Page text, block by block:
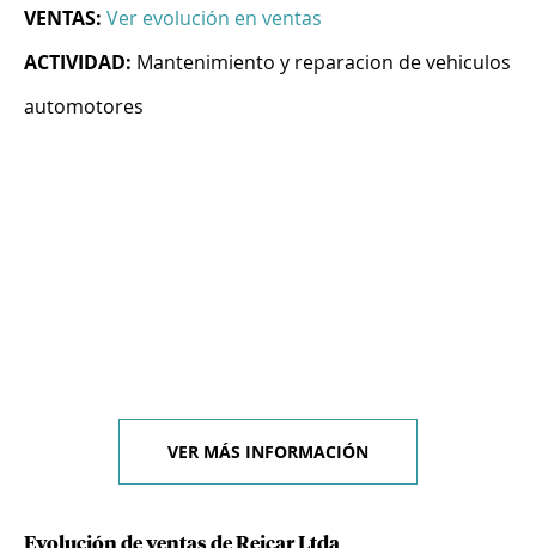
VENTAS: Ver evolución en ventas
ACTIVIDAD: Mantenimiento y reparacion de vehiculos
automotores
VER MÁS INFORMACIÓN